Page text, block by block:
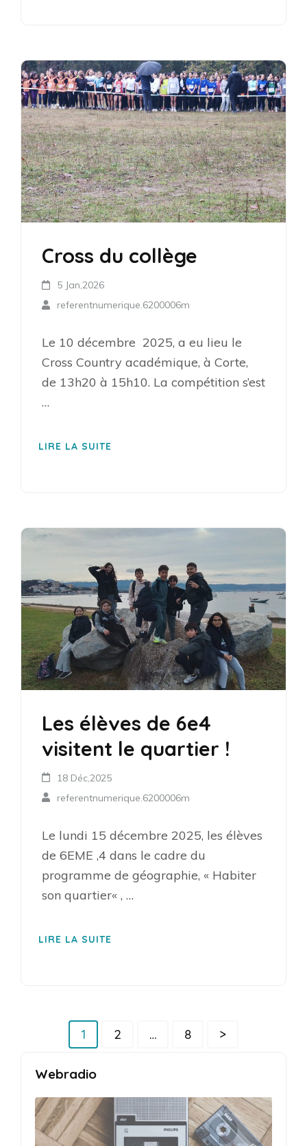
Cross du collège
5 Jan,2026
referentnumerique.6200006m
Le 10 décembre 2025, a eu lieu le
Cross Country académique, à Corte,
de 13h20 à 15h10. La compétition s’est
…
LIRE LA SUITE
Les élèves de 6e4
visitent le quartier !
18 Déc,2025
referentnumerique.6200006m
Le lundi 15 décembre 2025, les élèves
de 6EME ,4 dans le cadre du
programme de géographie, « Habiter
son quartier« , …
LIRE LA SUITE
Pagination
publications
Page
1 Page
2 … Page
8 >
Webradio